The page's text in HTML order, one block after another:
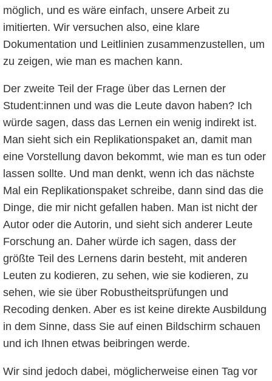
möglich, und es wäre einfach, unsere Arbeit zu
imitierten. Wir versuchen also, eine klare
Dokumentation und Leitlinien zusammenzustellen, um
zu zeigen, wie man es machen kann.
Der zweite Teil der Frage über das Lernen der
Student:innen und was die Leute davon haben? Ich
würde sagen, dass das Lernen ein wenig indirekt ist.
Man sieht sich ein Replikationspaket an, damit man
eine Vorstellung davon bekommt, wie man es tun oder
lassen sollte. Und man denkt, wenn ich das nächste
Mal ein Replikationspaket schreibe, dann sind das die
Dinge, die mir nicht gefallen haben. Man ist nicht der
Autor oder die Autorin, und sieht sich anderer Leute
Forschung an. Daher würde ich sagen, dass der
größte Teil des Lernens darin besteht, mit anderen
Leuten zu kodieren, zu sehen, wie sie kodieren, zu
sehen, wie sie über Robustheitsprüfungen und
Recoding denken. Aber es ist keine direkte Ausbildung
in dem Sinne, dass Sie auf einen Bildschirm schauen
und ich Ihnen etwas beibringen werde.
Wir sind jedoch dabei, möglicherweise einen Tag vor